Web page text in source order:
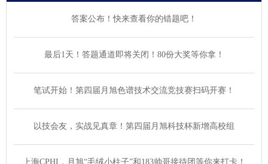
答案公布！快来查看你的错题吧！
最后1天！答题通道即将关闭！80份大奖等你拿！
笔试开始！第四届月旭色谱技术交流竞技赛扫码开赛！
以技会友，实战见真章！第四届月旭科技杯新增高校组
上海CPHI，月旭“毛绒小柱子”和183帅哥接待团等你来打卡！